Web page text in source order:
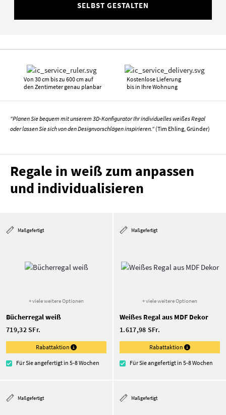
SELBST GESTALTEN
Von 30 cm bis zu 600 cm auf
den Zentimeter genau planbar
Kostenlose Lieferung
bis in Ihre Wohnung
"Planen Sie bequem mit unserem 3D-Konfigurator Ihr individuelles weißes Regal
oder lassen Sie sich von den Designvorschlägen inspirieren." (Tim Ehling, Gründer)
Regale in weiß zum anpassen
und individualisieren
Maßgefertigt
+ viele weitere Optionen
Bücherregal weiß
719,32 SFr.
Rabattaktion
Für Sie angefertigt in 5-8 Wochen
Maßgefertigt
+ viele weitere Optionen
Weißes Regal aus MDF Dekor
1.617,98 SFr.
Rabattaktion
Für Sie angefertigt in 5-8 Wochen
Maßgefertigt Maßgefertigt